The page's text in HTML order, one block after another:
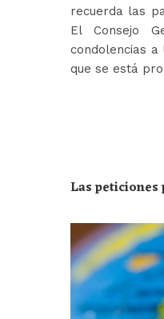
recuerda las
El Consejo
condolencias
que se está
Las peticiones